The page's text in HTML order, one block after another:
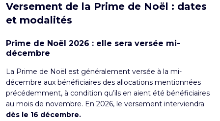
Versement de la Prime de Noël : dates
et modalités
Prime de Noël 2026 : elle sera versée mi-
décembre
La Prime de Noël est généralement versée à la mi-
décembre aux bénéficiaires des allocations mentionnées
précédemment, à condition qu’ils en aient été bénéficiaires
au mois de novembre. En 2026, le versement interviendra
dès le 16 décembre.